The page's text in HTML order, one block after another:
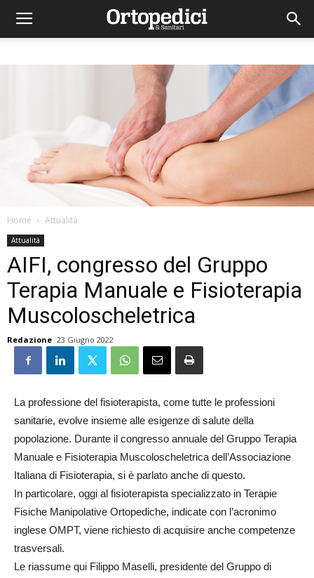
Home Attualità
Attualità
AIFI, congresso del Gruppo
Terapia Manuale e Fisioterapia
Muscoloscheletrica
Redazione 23 Giugno 2022
La professione del fisioterapista, come tutte le professioni
sanitarie, evolve insieme alle esigenze di salute della
popolazione. Durante il congresso annuale del Gruppo Terapia
Manuale e Fisioterapia Muscoloscheletrica dell’Associazione
Italiana di Fisioterapia, si è parlato anche di questo.
In particolare, oggi al fisioterapista specializzato in Terapie
Fisiche Manipolative Ortopediche, indicate con l’acronimo
inglese OMPT, viene richiesto di acquisire anche competenze
trasversali.
Le riassume qui Filippo Maselli, presidente del Gruppo di